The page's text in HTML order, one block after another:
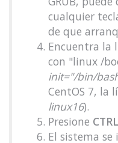
cualquier
de que
Encuentra la
con "linux /
init="/bin/
CentOS 7, la
linux16).
Presione
El sistema